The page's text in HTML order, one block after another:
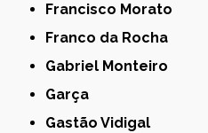
Francisco Morato
Franco da Rocha
Gabriel Monteiro
Garça
Gastão Vidigal